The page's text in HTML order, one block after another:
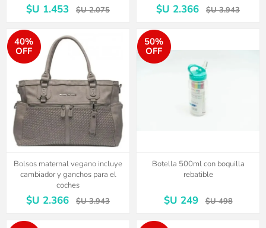
$U 1.453 $U 2.075 $U 2.366 $U 3.943
40%
OFF
Bolsos maternal vegano incluye
cambiador y ganchos para el
coches
$U 2.366 $U 3.943
50%
OFF
Botella 500ml con boquilla
rebatible
$U 249 $U 498